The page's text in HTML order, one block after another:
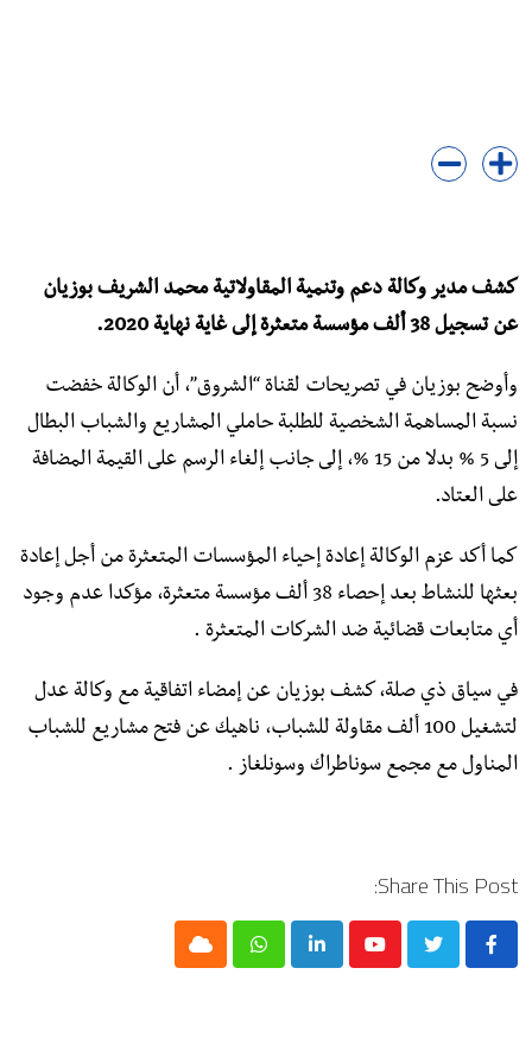
كشف مدير وكالة دعم وتنمية المقاولاتية محمد الشريف بوزيان
عن تسجيل 38 ألف مؤسسة متعثرة إلى غاية نهاية 2020.
وأوضح بوزيان في تصريحات لقناة “الشروق”، أن الوكالة خفضت
نسبة المساهمة الشخصية للطلبة حاملي المشاريع والشباب البطال
إلى 5 % بدلا من 15 %، إلى جانب إلغاء الرسم على القيمة المضافة
على العتاد.
كما أكد عزم الوكالة إعادة إحياء المؤسسات المتعثرة من أجل إعادة
بعثها للنشاط بعد إحصاء 38 ألف مؤسسة متعثرة، مؤكدا عدم وجود
أي متابعات قضائية ضد الشركات المتعثرة .
في سياق ذي صلة، كشف بوزيان عن إمضاء اتفاقية مع وكالة عدل
لتشغيل 100 ألف مقاولة للشباب، ناهيك عن فتح مشاريع للشباب
المناول مع مجمع سوناطراك وسونلغاز .
Share This Post:
Youtube
LinkedIn
Whatsapp
Cloud